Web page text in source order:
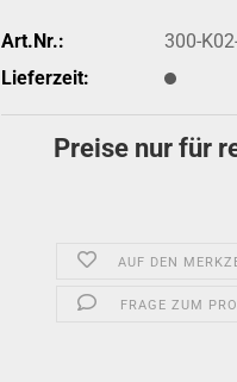
Art.Nr.:
300-
Lieferzeit:
Preise nur für
AUF DEN
FRAGE ZUM